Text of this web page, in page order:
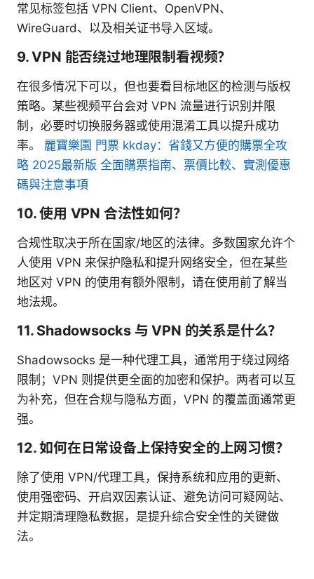
常见标签包括 VPN Client、OpenVPN、
WireGuard、以及相关证书导入区域。
9. VPN 能否绕过地理限制看视频？
在很多情况下可以，但也要看目标地区的检测与版权
策略。某些视频平台会对 VPN 流量进行识别并限
制，必要时切换服务器或使用混淆工具以提升成功
率。 麗寶樂園 門票 kkday：省錢又方便的購票全攻
略 2025最新版 全面購票指南、票價比較、實測優惠
碼與注意事項
10. 使用 VPN 合法性如何？
合规性取决于所在国家/地区的法律。多数国家允许个
人使用 VPN 来保护隐私和提升网络安全，但在某些
地区对 VPN 的使用有额外限制，请在使用前了解当
地法规。
11. Shadowsocks 与 VPN 的关系是什么？
Shadowsocks 是一种代理工具，通常用于绕过网络
限制；VPN 则提供更全面的加密和保护。两者可以互
为补充，但在合规与隐私方面，VPN 的覆盖面通常更
强。
12. 如何在日常设备上保持安全的上网习惯？
除了使用 VPN/代理工具，保持系统和应用的更新、
使用强密码、开启双因素认证、避免访问可疑网站、
并定期清理隐私数据，是提升综合安全性的关键做
法。